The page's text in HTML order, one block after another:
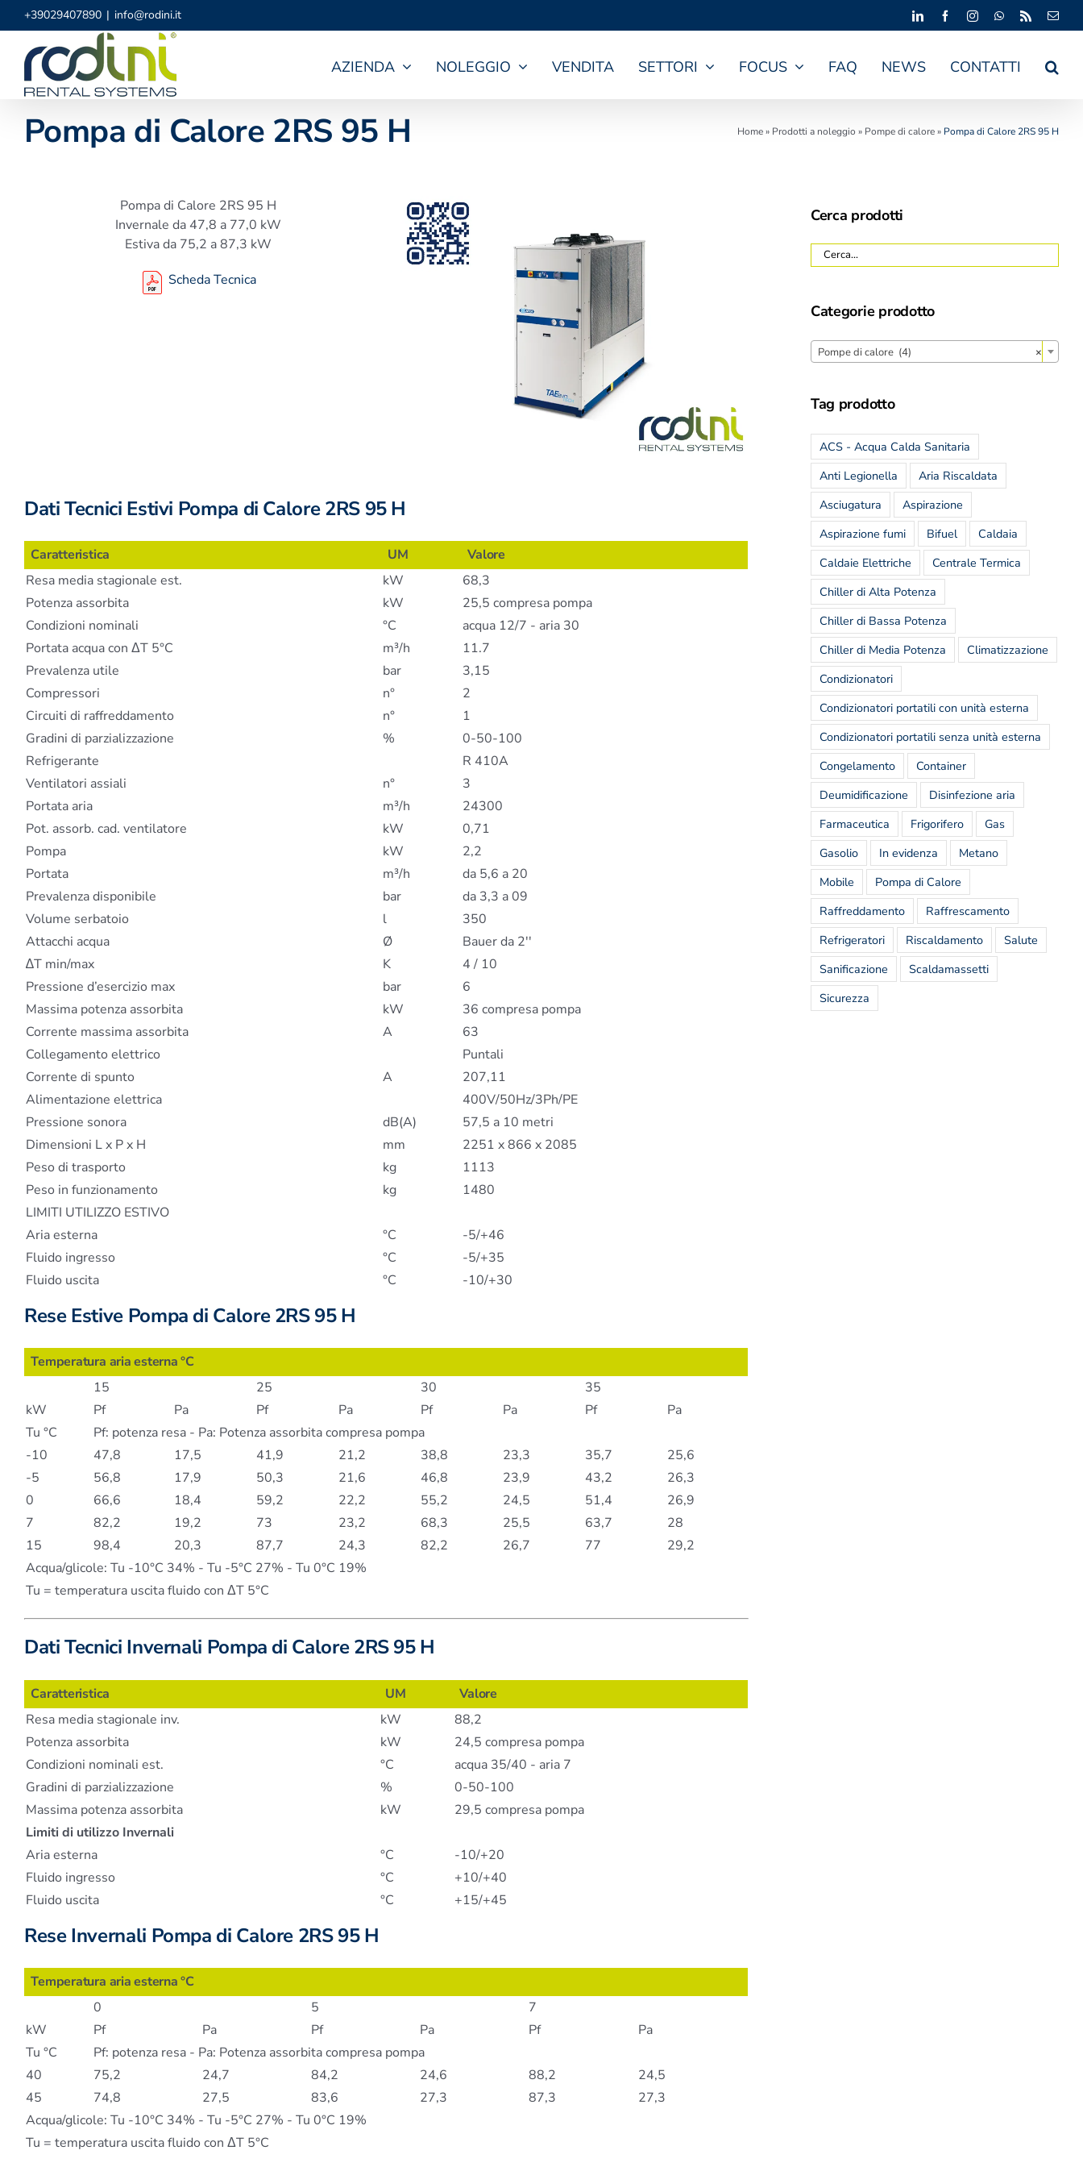
Salta
al
contenuto
+39029407890 | info@rodini.it LinkedInFacebookInstagramWhatsApp
Rss
AZIENDA NOLEGGIO VENDITA SETTORI FOCUS FAQ NEWS CONTATTI
Pompa di Calore 2RS 95 H Home» Prodotti a noleggio » Pompe di calore» Pompa di Calore 2RS 95 H
Pompa di Calore 2RS 95 H
Invernale da 47,8 a 77,0 kW
Estiva da 75,2 a 87,3 kW
Scheda Tecnica
Dati Tecnici Estivi Pompa di Calore 2RS 95 H
Caratteristica UM
Valore
Resa media stagionale est.
kW
68,3
Potenza assorbita
kW
25,5 compresa pompa
Condizioni nominali
°C
acqua 12/7 - aria 30
Portata acqua con ΔT 5°C
m³/h
11.7
Prevalenza utile
bar
3,15
Compressori
n°
2
Circuiti di raffreddamento
n°
1
Gradini di parzializzazione
%
0-50-100
Refrigerante
R 410A
Ventilatori assiali
n°
3
Portata aria
m³/h
24300
Pot. assorb. cad. ventilatore
kW
0,71
Pompa
kW
2,2
Portata
m³/h
da 5,6 a 20
Prevalenza disponibile
bar
da 3,3 a 09
Volume serbatoio
l
350
Attacchi acqua
Ø
Bauer da 2''
∆T min/max
K
4 / 10
Pressione d’esercizio max
bar
6
Massima potenza assorbita
kW
36 compresa pompa
Corrente massima assorbita
A
63
Collegamento elettrico
Puntali
Corrente di spunto
A
207,11
Alimentazione elettrica
400V/50Hz/3Ph/PE
Pressione sonora
dB(A)
57,5 a 10 metri
Dimensioni L x P x H
mm
2251 x 866 x 2085
Peso di trasporto
kg
1113
Peso in funzionamento
kg
1480
LIMITI UTILIZZO ESTIVO
Aria esterna
°C
-5/+46
Fluido ingresso
°C
-5/+35
Fluido uscita
°C -10/+30
Rese Estive Pompa di Calore 2RS 95 H
Temperatura aria esterna °C
15
25 30
35
kW
Pf Pa Pf Pa Pf Pa Pf
Pa
Tu °C
Pf: potenza resa - Pa: Potenza assorbita compresa pompa
-10
47,8 17,5 41,9 21,2 38,8 23,3 35,7
25,6
-5
56,8 17,9 50,3 21,6 46,8 23,9 43,2
26,3
0
66,6 18,4 59,2 22,2 55,2 24,5 51,4
26,9
7
82,2 19,2 73 23,2 68,3 25,5 63,7
28
15
98,4 20,3 87,7 24,3 82,2 26,7 77
29,2
Acqua/glicole: Tu -10°C 34% - Tu -5°C 27% - Tu 0°C 19%
Tu = temperatura uscita fluido con ΔT 5°C
Dati Tecnici Invernali Pompa di Calore 2RS 95 H
Caratteristica UM
Valore
Resa media stagionale inv.
kW
88,2
Potenza assorbita
kW
24,5 compresa pompa
Condizioni nominali est.
°C
acqua 35/40 - aria 7
Gradini di parzializzazione
%
0-50-100
Massima potenza assorbita
kW
29,5 compresa pompa
Limiti di utilizzo Invernali
Aria esterna
°C
-10/+20
Fluido ingresso
°C
+10/+40
Fluido uscita
°C +15/+45
Rese Invernali Pompa di Calore 2RS 95 H
Temperatura aria esterna °C
0
5
7
kW
Pf Pa Pf Pa Pf
Pa
Tu °C
Pf: potenza resa - Pa: Potenza assorbita compresa pompa
40
75,2 24,7 84,2 24,6 88,2
24,5
45
74,8 27,5 83,6 27,3 87,3
27,3
Acqua/glicole: Tu -10°C 34% - Tu -5°C 27% - Tu 0°C 19%
Tu = temperatura uscita fluido con ΔT 5°C
Cerca prodotti
Categorie prodotto
×
Pompe di calore (4)
Tag prodotto
ACS - Acqua Calda Sanitaria
Anti Legionella
Aria Riscaldata
Asciugatura
Aspirazione
Aspirazione fumi
Bifuel
Caldaia
Caldaie Elettriche
Centrale Termica
Chiller di Alta Potenza
Chiller di Bassa Potenza
Chiller di Media Potenza
Climatizzazione
Condizionatori
Condizionatori portatili con unità esterna
Condizionatori portatili senza unità esterna
Congelamento
Container
Deumidificazione
Disinfezione aria
Farmaceutica
Frigorifero
Gas
Gasolio
In evidenza
Metano
Mobile
Pompa di Calore
Raffreddamento
Raffrescamento
Refrigeratori
Riscaldamento
Salute
Sanificazione
Scaldamassetti
Sicurezza